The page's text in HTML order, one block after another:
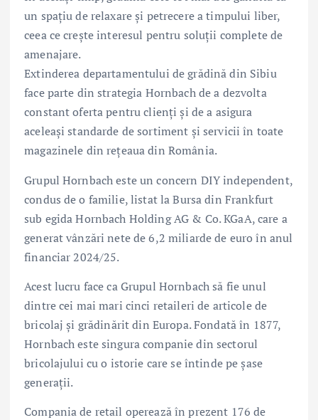
un spațiu de relaxare și petrecere a timpului liber,
ceea ce crește interesul pentru soluții complete de
amenajare.
Extinderea departamentului de grădină din Sibiu
face parte din strategia Hornbach de a dezvolta
constant oferta pentru clienți și de a asigura
aceleași standarde de sortiment și servicii în toate
magazinele din rețeaua din România.
Grupul Hornbach este un concern DIY independent,
condus de o familie, listat la Bursa din Frankfurt
sub egida Hornbach Holding AG & Co. KGaA, care a
generat vânzări nete de 6,2 miliarde de euro în anul
financiar 2024/25.
Acest lucru face ca Grupul Hornbach să fie unul
dintre cei mai mari cinci retaileri de articole de
bricolaj și grădinărit din Europa. Fondată în 1877,
Hornbach este singura companie din sectorul
bricolajului cu o istorie care se întinde pe șase
generații.
Compania de retail operează în prezent 176 de